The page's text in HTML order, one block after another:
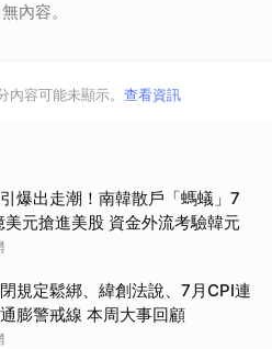
內容。
容可能未顯示。 查看資訊
爆出走潮！南韓散戶「螞蟻」7
元搶進美股 資金外流考驗韓元
規定鬆綁、緯創法說、7月CPI連
膨警戒線 本周大事回顧